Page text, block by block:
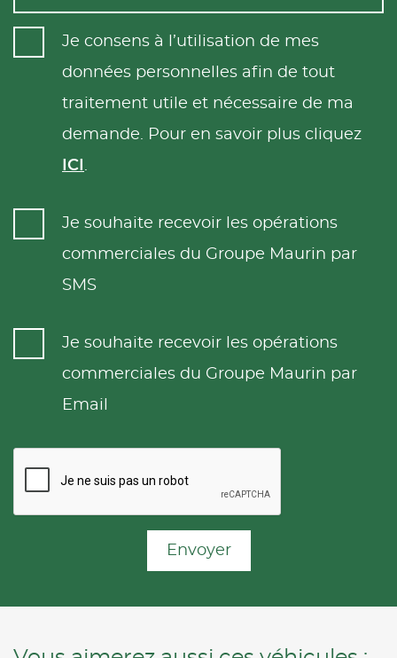
Je consens à l’utilisation de mes
données personnelles afin de tout
traitement utile et nécessaire de ma
demande. Pour en savoir plus cliquez
ICI .
Je souhaite recevoir les opérations
commerciales du Groupe Maurin par
SMS
Je souhaite recevoir les opérations
commerciales du Groupe Maurin par
Email
Envoyer